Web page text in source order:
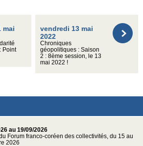
mai
Point
vendredi 13 mai
2022
Chroniques
géopolitiques : Saison
2 : 8ème session, le 13
mai 2022 !
au 19/09/2026
Forum franco-coréen des collectivités, du 15 au
2026